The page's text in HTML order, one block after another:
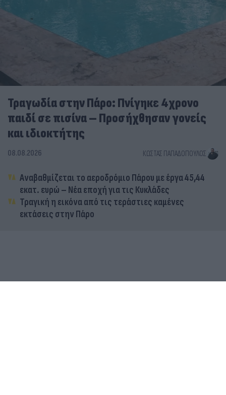
Τραγωδία στην Πάρο: Πνίγηκε 4χρονο
παιδί σε πισίνα – Προσήχθησαν γονείς
και ιδιοκτήτης
08.08.2026 ΚΏΣΤΑΣ ΠΑΠΑΔΌΠΟΥΛΟΣ
Αναβαθμίζεται το αεροδρόμιο Πάρου με έργα 45,44
εκατ. ευρώ – Νέα εποχή για τις Κυκλάδες
Τραγική η εικόνα από τις τεράστιες καμένες
εκτάσεις στην Πάρο